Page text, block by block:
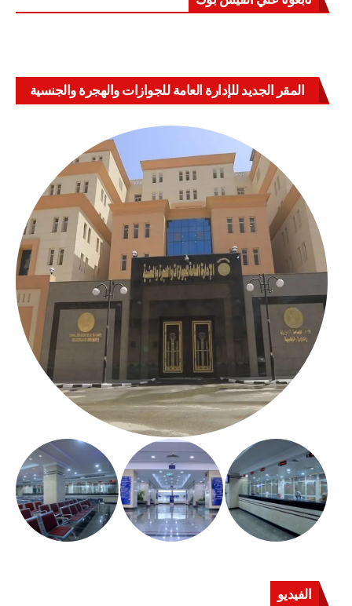
المقر الجديد للإدارة العامة للجوازات والهجرة والجنسية
الفيديو